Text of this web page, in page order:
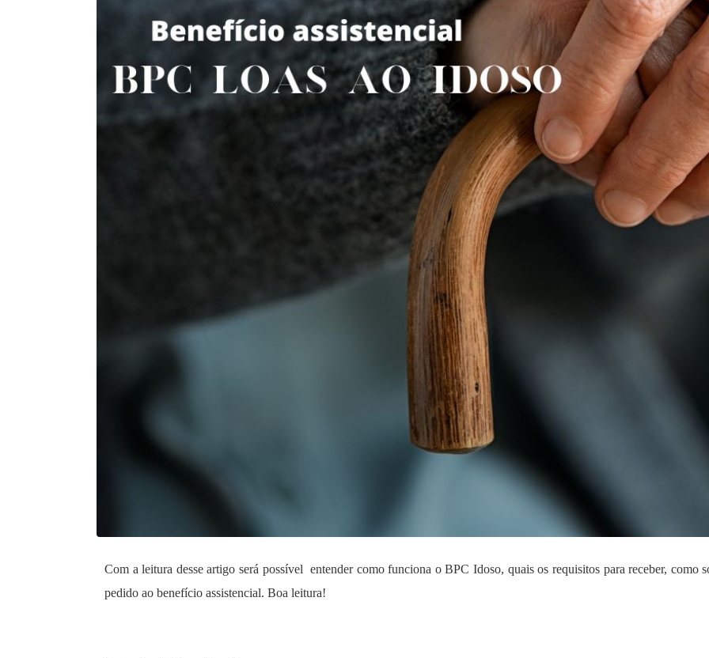
Com a leitura desse artigo será possível entender como funciona o BPC Idoso, quais os requisitos para receber, como
pedido ao benefício assistencial. Boa leitura!